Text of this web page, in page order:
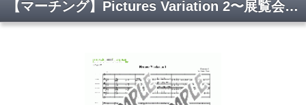
【マーチング】Pictures Variation 2〜展覧会の絵より